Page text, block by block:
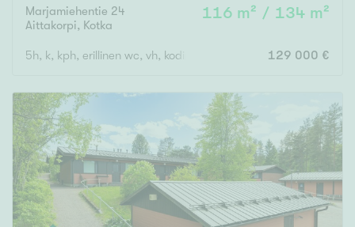
Rakennusvuosi
Uudiskohteet
Marjamiehentie 24
Aittakorpi, Kotka
116 m² / 134 m²
5h, k, kph, erillinen wc, vh, kodinhoitotila kylpyhuoneen
129 000 €